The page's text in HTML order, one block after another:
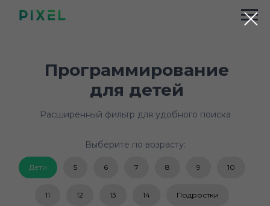
Программирование
для детей
Расширенный фильтр для удобного поиска
Выберите по возрасту:
Дети 5 6 7 8 9 10
11 12 13 14 Подростки